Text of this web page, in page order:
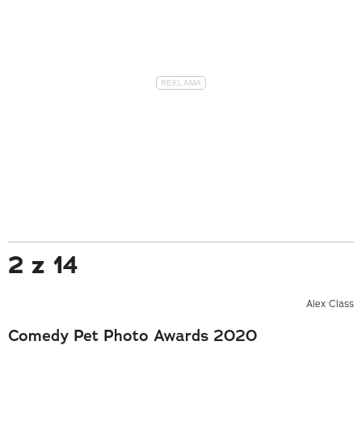
2 z 14
Alex Class
Comedy Pet Photo Awards 2020